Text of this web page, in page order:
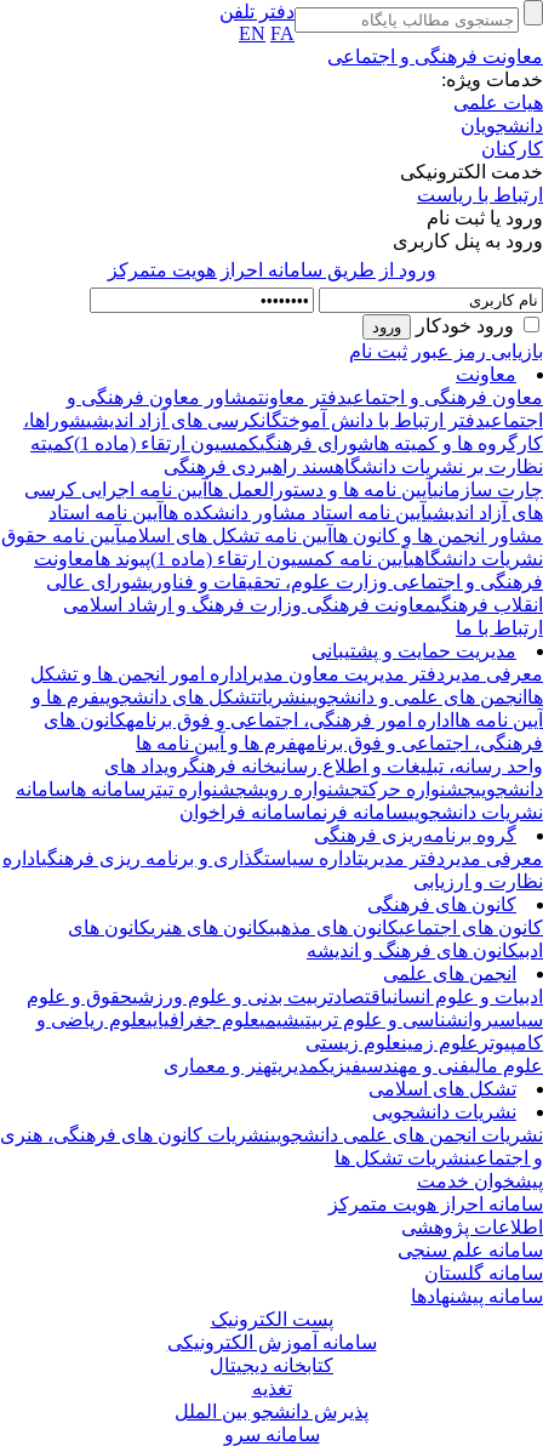
دفتر تلفن
EN FA
فرهنگی و اجتماعی
ویژه:
علمی
الکترونیکی
با ریاست
یا ثبت نام
به پنل کاربری
ورود از طريق سامانه احراز هويت متمركز
ورود خودکار
رمز عبور ثبت نام
معاونت
فرهنگی و اجتماعیدفتر معاونتمشاور معاون فرهنگی و
دفتر ارتباط با دانش آموختگانکرسی های آزاد اندیشیشوراها،
ها و کمیته هاشورای فرهنگیکمسیون ارتقاء (ماده 1)
کمیته
بر نشریات دانشگاهسند راهبردی فرهنگی
سازمانیآیین نامه ها و دستورالعمل هاآیین نامه اجرایی کرسی
آزاد اندیشیآیین نامه استاد مشاور دانشکده هاآیین نامه استاد
انجمن ها و کانون هاآیین نامه تشکل های اسلامیآیین نامه حقوق
دانشگاهیآیین نامه کمسیون ارتقاء (ماده 1) پیوند هامعاونت
و اجتماعی وزارت علوم، تحقیقات و فناوریشورای عالی
فرهنگیمعاونت فرهنگی وزارت فرهنگ و ارشاد اسلامی
با ما
مدیریت حمایت و پشتیبانی
مدیردفتر مدیریتمعاون مدیراداره امور انجمن ها و تشکل
انجمن های علمی و دانشجویینشریاتتشکل های دانشجوییفرم ها و
نامه هااداره امور فرهنگی، اجتماعی و فوق برنامهکانون های
اجتماعی و فوق برنامهفرم ها و آیین نامه ها
رسانه، تبلیغات و اطلاع رسانیخانه فرهنگرویداد های
جشنواره حرکتجشنواره رویشجشنواره تیترسامانه هاسامانه
دانشجوییسامانه فرنماسامانه فراخوان
گروه برنامه‌ریزی فرهنگی
مدیردفتر مدیریت اداره سیاستگذاری و برنامه ریزی فرهنگیاداره
و ارزیابی
کانون های فرهنگی
های اجتماعیکانون های مذهبیکانون های هنریکانون های
کانون های فرهنگ و اندیشه
انجمن های علمی
و علوم انسانیاقتصادتربیت بدنی و علوم ورزشیحقوق و علوم
روانشناسی و علوم تربیتیشیمیعلوم جغرافیاییعلوم ریاضی و
علوم زمینعلوم زیستی
مالیفنی و مهندسیفیزیکمدیریت هنر و معماری
تشکل های اسلامی
نشریات دانشجویی
انجمن های علمی دانشجویینشریات کانون های فرهنگی، هنری
نشریات تشکل ها
خدمت
احراز هویت متمرکز
پژوهشی
علم سنجی
گلستان
پیشنهادها
پست الکترونیک
سامانه آموزش الکترونیکی
کتابخانه دیجیتال
تغذیه
پذیرش دانشجو بین الملل
سامانه سرو